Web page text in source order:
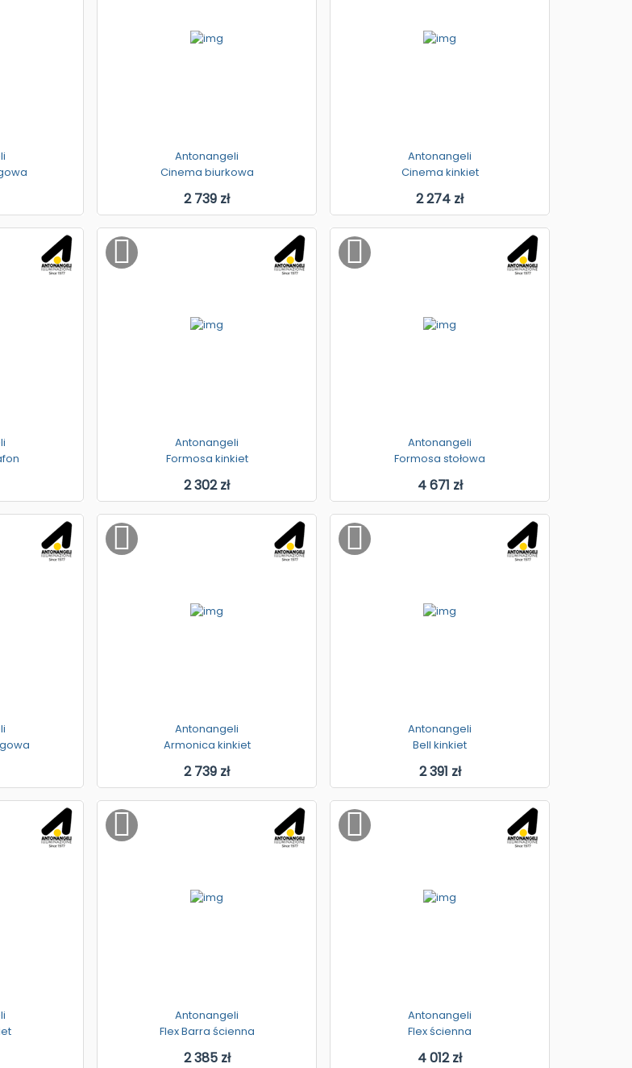
Antonangeli
Cinema biurkowa
2 739 zł
Antonangeli
Cinema kinkiet
2 274 zł
Antonangeli
Formosa kinkiet
2 302 zł
Antonangeli
Formosa stołowa
4 671 zł
Antonangeli
Armonica kinkiet
2 739 zł
Antonangeli
Bell kinkiet
2 391 zł
Antonangeli
Flex Barra ścienna
2 385 zł
Antonangeli
Flex ścienna
4 012 zł